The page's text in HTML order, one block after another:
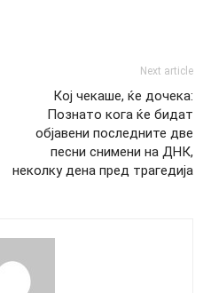
Next article
Кој чекаше, ќе дочека:
Познато кога ќе бидат
објавени последните две
песни снимени на ДНК,
неколку дена пред трагедија